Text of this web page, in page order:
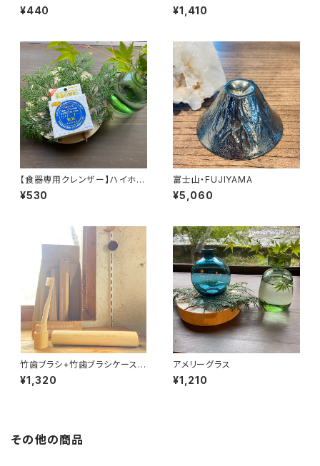
¥440
ーン (200g)
¥1,410
【食器専用クレンザー】ハイホー
ム NEO クリーナー
¥530
富士山・FUJIYAMA
¥5,060
竹歯ブラシ+竹歯ブラシケースセ
ット
¥1,320
アメリーグラス
¥1,210
その他の商品